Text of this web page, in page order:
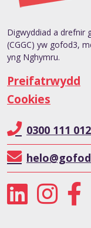
Digwyddiad a drefnir
(CGGC) yw gofod3,
yng Nghymru.
Preifatrwydd
Cookies
0300 111